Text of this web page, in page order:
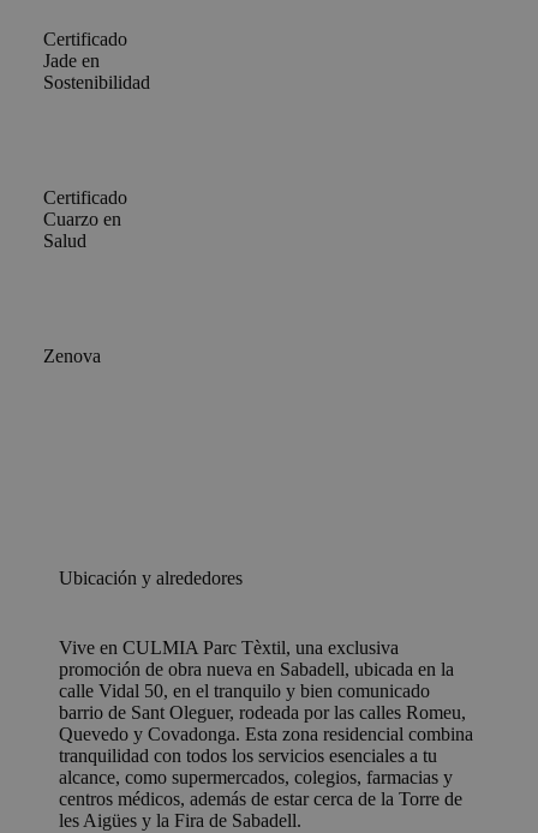
Certificado
Jade en
Sostenibilidad
Certificado
Cuarzo en
Salud
Zenova
Ubicación y alrededores
Vive en CULMIA Parc Tèxtil, una exclusiva
promoción de obra nueva en Sabadell, ubicada en la
calle Vidal 50, en el tranquilo y bien comunicado
barrio de Sant Oleguer, rodeada por las calles Romeu,
Quevedo y Covadonga. Esta zona residencial combina
tranquilidad con todos los servicios esenciales a tu
alcance, como supermercados, colegios, farmacias y
centros médicos, además de estar cerca de la Torre de
les Aigües y la Fira de Sabadell.